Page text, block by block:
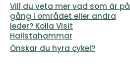
Vill du veta mer vad som är på
gång i området eller andra
leder? Kolla Visit
Hallstahammar
Önskar du hyra cykel?